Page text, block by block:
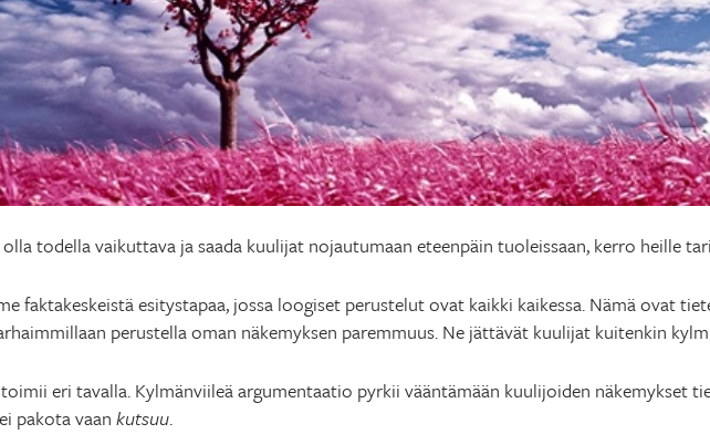
todella vaikuttava ja saada kuulijat nojautumaan eteenpäin tuoleissaan, kerro heille
faktakeskeistä esitystapaa, jossa loogiset perustelut ovat kaikki kaikessa. Nämä ovat
perustella oman näkemyksen paremmuus. Ne jättävät kuulijat kuitenkin
eri tavalla. Kylmänviileä argumentaatio pyrkii vääntämään kuulijoiden näkemykset
pakota vaankutsuu.